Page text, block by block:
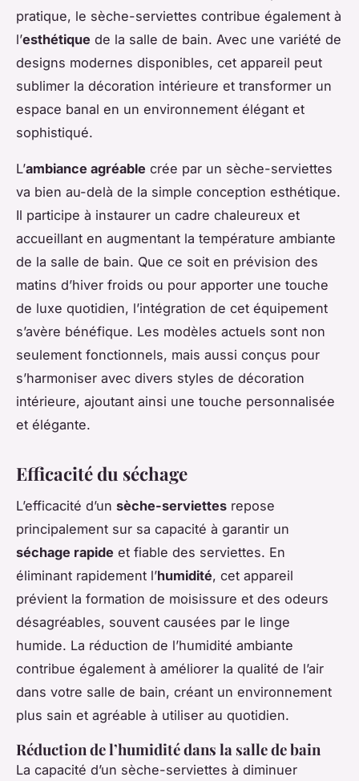
pratique, le sèche-serviettes contribue également à
l’esthétique de la salle de bain. Avec une variété de
designs modernes disponibles, cet appareil peut
sublimer la décoration intérieure et transformer un
espace banal en un environnement élégant et
sophistiqué.
L’ambiance agréable crée par un sèche-serviettes
va bien au-delà de la simple conception esthétique.
Il participe à instaurer un cadre chaleureux et
accueillant en augmentant la température ambiante
de la salle de bain. Que ce soit en prévision des
matins d’hiver froids ou pour apporter une touche
de luxe quotidien, l’intégration de cet équipement
s’avère bénéfique. Les modèles actuels sont non
seulement fonctionnels, mais aussi conçus pour
s’harmoniser avec divers styles de décoration
intérieure, ajoutant ainsi une touche personnalisée
et élégante.
Efficacité du séchage
L’efficacité d’un sèche-serviettes repose
principalement sur sa capacité à garantir un
séchage rapide et fiable des serviettes. En
éliminant rapidement l’humidité, cet appareil
prévient la formation de moisissure et des odeurs
désagréables, souvent causées par le linge
humide. La réduction de l’humidité ambiante
contribue également à améliorer la qualité de l’air
dans votre salle de bain, créant un environnement
plus sain et agréable à utiliser au quotidien.
Réduction de l’humidité dans la salle de bain
La capacité d’un sèche-serviettes à diminuer